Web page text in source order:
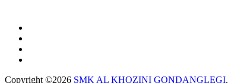
Copyright ©2026 SMK AL KHOZINI GONDANGLEGI.